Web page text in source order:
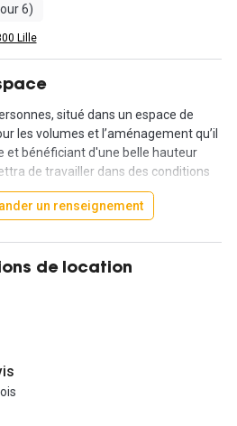
6)
Lille
situé dans un espace de
les volumes et l’aménagement qu’il
et bénéficiant d'une belle hauteur
de travailler dans des conditions
l'immeuble rénové et entretenu
immobilières de grande qualité,
communs tels qu'un espace
détente à votre disposition.
disposition d'autres prestations,
des postes en coworking, la
ou la location d'autres surfaces
immobilières, vous avez la
en fonction de l'activité de votre
un renseignement
de location